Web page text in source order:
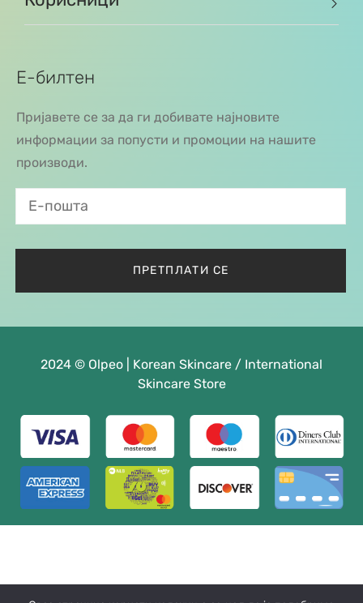
Е-билтен
Пријавете се за да ги добивате најновите
информации за попусти и промоции на нашите
производи.
2024 © Olpeo | Korean Skincare / International
Skincare Store